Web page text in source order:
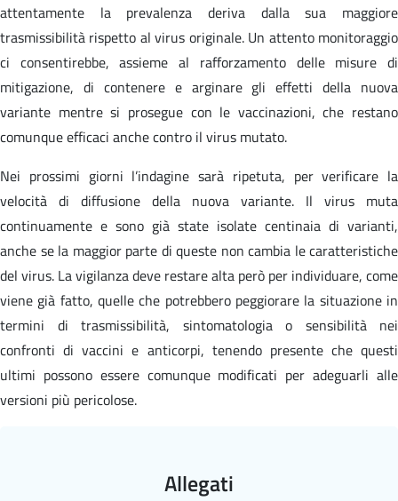
attentamente la prevalenza deriva dalla sua maggiore
trasmissibilità rispetto al virus originale. Un attento monitoraggio
ci consentirebbe, assieme al rafforzamento delle misure di
mitigazione, di contenere e arginare gli effetti della nuova
variante mentre si prosegue con le vaccinazioni, che restano
comunque efficaci anche contro il virus mutato.
Nei prossimi giorni l’indagine sarà ripetuta, per verificare la
velocità di diffusione della nuova variante. Il virus muta
continuamente e sono già state isolate centinaia di varianti,
anche se la maggior parte di queste non cambia le caratteristiche
del virus. La vigilanza deve restare alta però per individuare, come
viene già fatto, quelle che potrebbero peggiorare la situazione in
termini di trasmissibilità, sintomatologia o sensibilità nei
confronti di vaccini e anticorpi, tenendo presente che questi
ultimi possono essere comunque modificati per adeguarli alle
versioni più pericolose.
Allegati